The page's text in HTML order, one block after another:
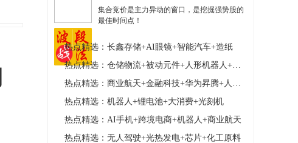
集合竞价是主力异动的窗口，是挖掘强势股的
最佳时间点！
热点精选：长鑫存储+AI眼镜+智能汽车+造纸
热点精选：仓储物流+被动元件+人形机器人+核电核能
热点精选：商业航天+金融科技+华为昇腾+人形机器人
热点精选：机器人+锂电池+大消费+光刻机
热点精选：AI手机+跨境电商+机器人+商业航天
热点精选：无人驾驶+光热发电+芯片+化工原料